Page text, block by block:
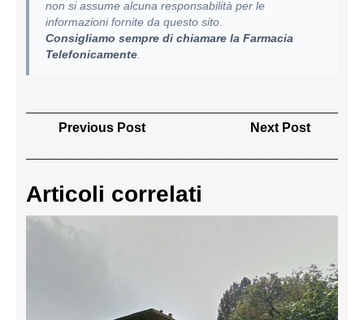
non si assume alcuna responsabilità per le
informazioni fornite da questo sito.
Consigliamo sempre di chiamare la Farmacia
Telefonicamente.
Navigazione
Previous PostPrevious
Next Post
Articoli correlati